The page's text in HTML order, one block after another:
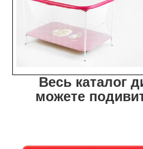
Весь каталог
можете